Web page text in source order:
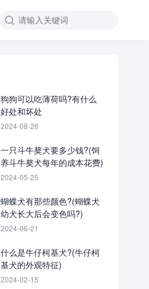
狗狗可以吃薄荷吗?有什么
好处和坏处
2024-08-26
一只斗牛獒犬要多少钱?(饲
养斗牛獒犬每年的成本花费)
2024-05-25
蝴蝶犬有那些颜色?(蝴蝶犬
幼犬长大后会变色吗?)
2024-06-21
什么是牛仔柯基犬?(牛仔柯
基犬的外观特征)
2024-02-15